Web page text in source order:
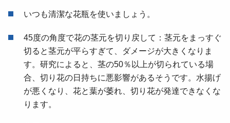
いつも清潔な花瓶を使いましょう。
45度の角度で花の茎元を切り戻して：茎元をまっすぐ
切ると茎元が平らすぎて、ダメージが大きくなりま
す。研究によると、茎の50％以上が切られている場
合、切り花の日持ちに悪影響があるそうです。水揚げ
が悪くなり、花と葉が萎れ、切り花が発達できなくな
ります。